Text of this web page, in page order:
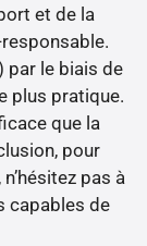
et de la
par le biais de
plus pratique.
que la
pour
pas à
capables de